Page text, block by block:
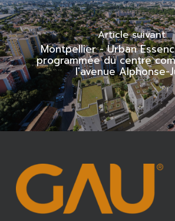
Article suivant
Montpellier - Urban
programmée du centre
l'avenue Alphonse-